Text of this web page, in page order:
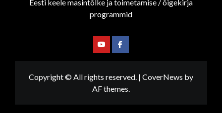
Eesti keele masintõlke ja toimetamise / õigekirja
programmid
YoutubeFacebook
Copyright © All rights reserved. | CoverNews by
AF themes.